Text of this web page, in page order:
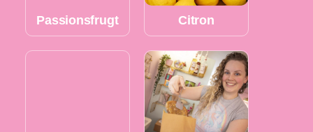
Passionsfrugt Citron